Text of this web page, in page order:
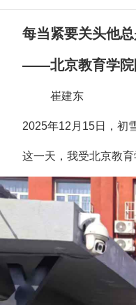
每当紧要关头他
——北京教育学院
崔建东
2025年12月15日，初
这一天，我受北京教